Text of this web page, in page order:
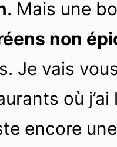
. Mais une
non
Je vais
où j’ai
encore